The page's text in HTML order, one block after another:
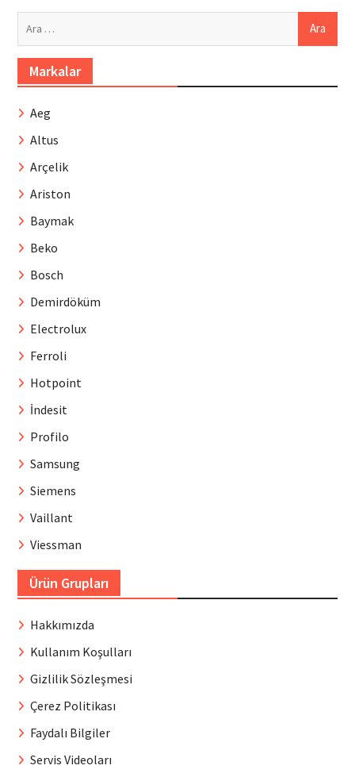
Markalar
Aeg
Altus
Arçelik
Ariston
Baymak
Beko
Bosch
Demirdöküm
Electrolux
Ferroli
Hotpoint
İndesit
Profilo
Samsung
Siemens
Vaillant
Viessman
Ürün Grupları
Hakkımızda
Kullanım Koşulları
Gizlilik Sözleşmesi
Çerez Politikası
Faydalı Bilgiler
Servis Videoları